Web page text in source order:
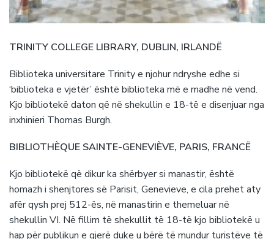
TRINITY COLLEGE LIBRARY, DUBLIN, IRLANDË
Biblioteka universitare Trinity e njohur ndryshe edhe si
‘biblioteka e vjetër’ është biblioteka më e madhe në vend.
Kjo bibliotekë daton që në shekullin e 18-të e disenjuar nga
inxhinieri Thomas Burgh.
BIBLIOTHÈQUE SAINTE-GENEVIÈVE, PARIS, FRANCË
Kjo bibliotekë që dikur ka shërbyer si manastir, është
homazh i shenjtores së Parisit, Genevieve, e cila prehet aty
afër qysh prej 512-ës, në manastirin e themeluar në
shekullin VI. Në fillim të shekullit të 18-të kjo bibliotekë u
hap për publikun e gjerë duke u bërë të mundur turistëve të